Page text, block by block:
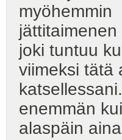
myöhemmin
joki tuntuu
viimeksi tätä
enemmän
alaspäin